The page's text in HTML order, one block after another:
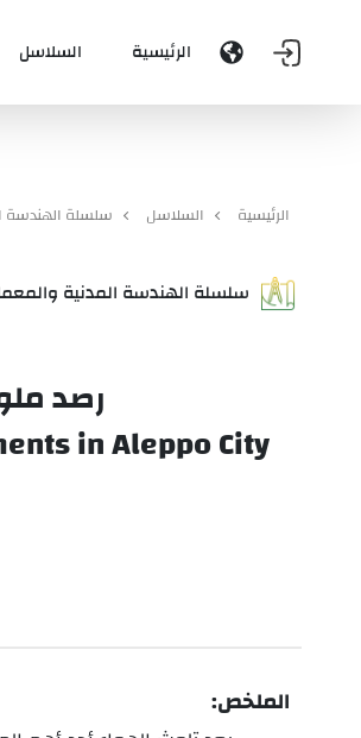
الرئيسية السلاسل
الرئيسية السلاسل سلسلة الهندسة
سلسلة الهندسة المدنية
رصد
in Aleppo City
الملخص: